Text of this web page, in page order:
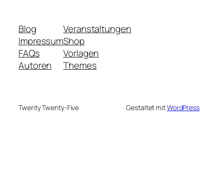
Blog
Impressum
FAQs
Autoren
Veranstaltungen
Shop
Vorlagen
Themes
Twenty Twenty-Five Gestaltet mitWordPress